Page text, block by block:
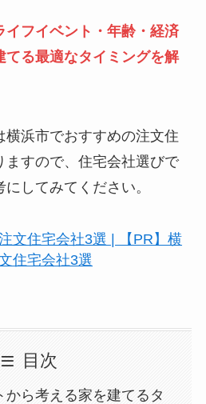
イフイベント・年齢・経済
てる最適なタイミングを解
横浜市でおすすめの注文住
ますので、住宅会社選びで
してみてください。
文住宅会社3選 | 【PR】横
住宅会社3選
目次
から考える家を建てるタ